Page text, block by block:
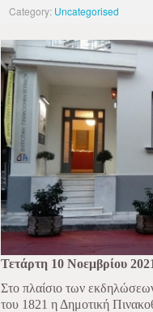
Category: Uncategorised
Τετάρτη 10 Νοεμβρίου
Στο πλαίσιο των
του 1821 η Δημοτική